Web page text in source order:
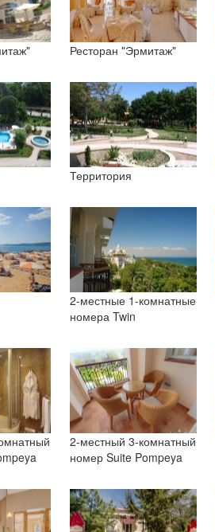
Ресторан "Эрмитаж"
Территория
2-местные 1-комнатные
номера Twin
2-местный 3-комнатный
номер Suite Pompeya